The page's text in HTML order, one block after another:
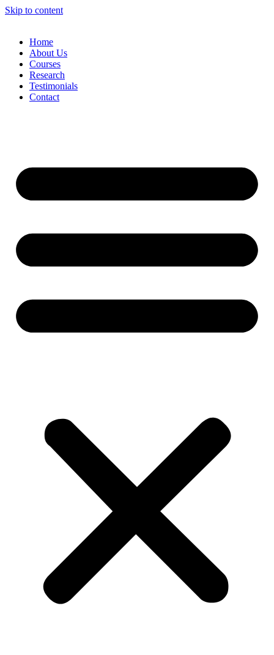
Skip to content
Home
About Us
Courses
Research
Testimonials
Contact